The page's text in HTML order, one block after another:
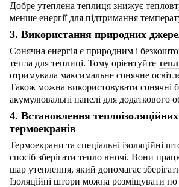
Добре утеплена теплиця знижує
менше енергії для підтримання
3. Використання природних
Сонячна енергія є природним і
тепла для теплиці. Тому орієнтуйте
отримувала максимальне сонячне
Також можна використовувати сонячні
акумулювальні панелі для додаткового
4. Встановлення
термоекранів
Термоекрани та спеціальні ізоляційні
спосіб зберігати тепло вночі. Вони
шар утеплення, який допомагає
Ізоляційні штори можна розміщувати по